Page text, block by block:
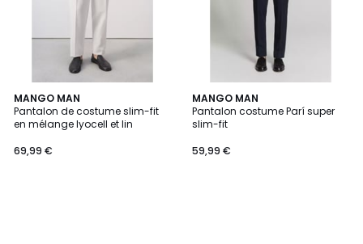
MANGO MAN
Pantalon de costume slim-fit
en mélange lyocell et lin
69,99 €
MANGO MAN
Pantalon costume Parí super
slim-fit
59,99 €